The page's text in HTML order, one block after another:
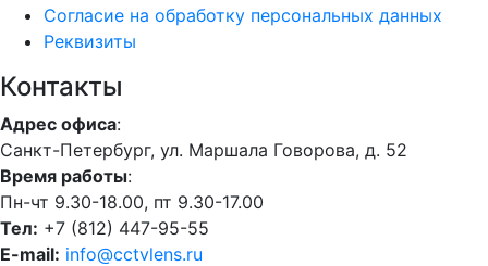
Согласие на обработку персональных данных
Реквизиты
Контакты
Адрес офиса:
Санкт-Петербург, ул. Маршала Говорова, д. 52
Время работы:
Пн-чт 9.30-18.00, пт 9.30-17.00
Тел: +7 (812) 447-95-55
E-mail: info@cctvlens.ru